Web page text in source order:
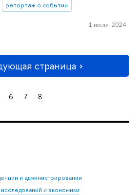
репортаж о событии
1 июля 2024
страница
6 7 8
и администрирования
исследований и экономики